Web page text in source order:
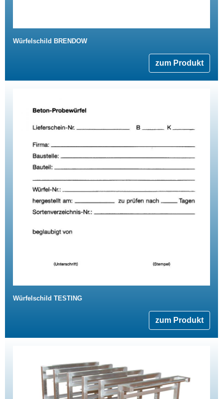
Würfelschild BRENDOW
zum Produkt
Würfelschild TESTING
zum Produkt